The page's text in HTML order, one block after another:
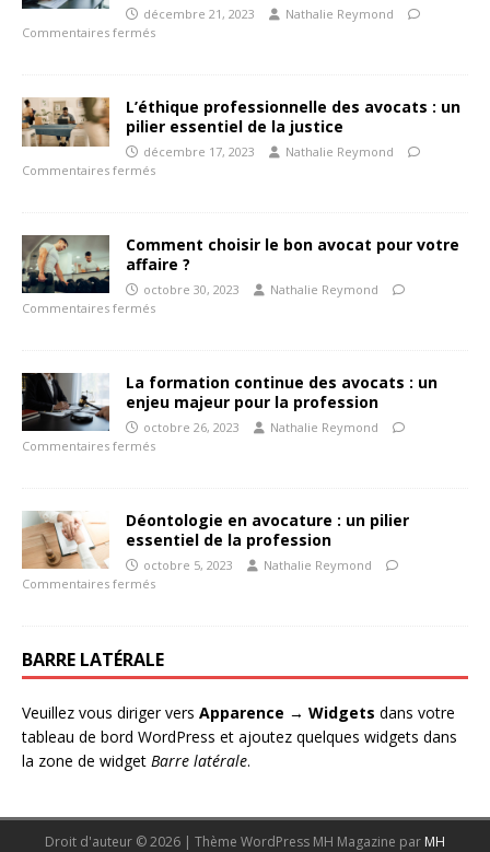
décembre 21, 2023
Nathalie Reymond
Commentaires fermés
L’éthique professionnelle des avocats : un
pilier essentiel de la justice
décembre 17, 2023
Nathalie Reymond
Commentaires fermés
Comment choisir le bon avocat pour votre
affaire ?
octobre 30, 2023
Nathalie Reymond
Commentaires fermés
La formation continue des avocats : un
enjeu majeur pour la profession
octobre 26, 2023
Nathalie Reymond
Commentaires fermés
Déontologie en avocature : un pilier
essentiel de la profession
octobre 5, 2023
Nathalie Reymond
Commentaires fermés
BARRE LATÉRALE
Veuillez vous diriger vers Apparence → Widgets dans votre
tableau de bord WordPress et ajoutez quelques widgets dans
la zone de widget Barre latérale.
Droit d'auteur © 2026 | Thème WordPress MH Magazine par MH